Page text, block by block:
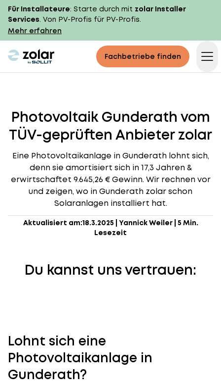
Für Installateure: Starte durch mit zolar Installer
Services. Von PV-Profis für PV-Profis.
Mehr erfahren
zolar logo Fachbetriebe finden
Photovoltaik Gunderath vom
TÜV-geprüften Anbieter zolar
Eine Photovoltaikanlage in Gunderath lohnt sich,
denn sie amortisiert sich in 17,3 Jahren &
erwirtschaftet 9.645,26 € Gewinn. Wir rechnen vor
und zeigen, wo in Gunderath zolar schon
Solaranlagen installiert hat.
Aktualisiert am:18.3.2025 Yannick Weiler| 5 Min.
Lesezeit
Du kannst uns vertrauen:
Lohnt sich eine
Photovoltaikanlage in
Gunderath?